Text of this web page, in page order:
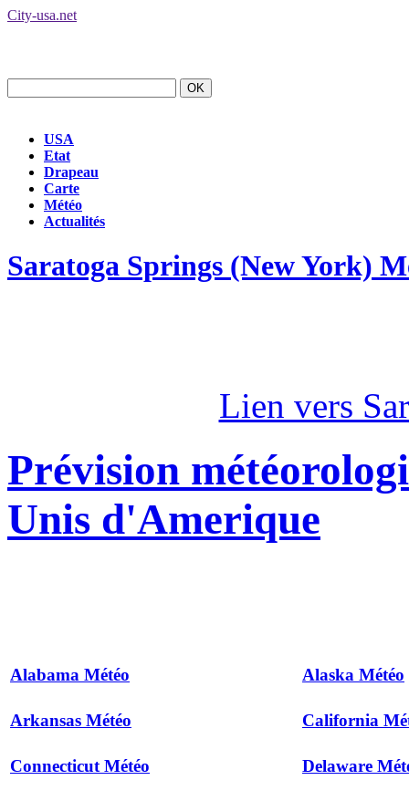
City-usa.net
USA
Etat
Drapeau
Carte
Météo
Actualités
Saratoga Springs (New York)
Lien vers
Prévision
Unis d'Amerique
Alabama Météo Alaska Météo
Arkansas Météo California
Connecticut Météo Delaware